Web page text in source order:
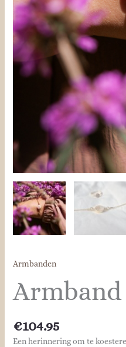
Armbanden
Armband
€104.95
Een herinnering om te